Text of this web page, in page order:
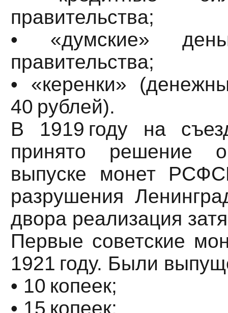
правительства;
• «думские»
правительства;
• «керенки»
40 рублей).
В 1919 году на
принято решение
выпуске монет
разрушения
двора реализация
Первые советские
1921 году. Были
• 10 копеек;
• 15 копеек;